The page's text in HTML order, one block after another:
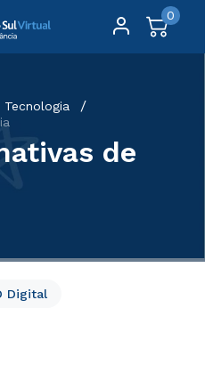
0
Tecnologia
de
Digital